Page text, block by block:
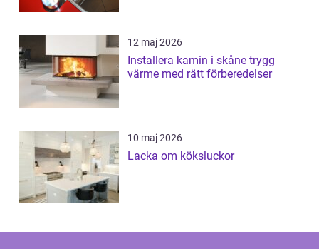
12 maj 2026
Installera kamin i skåne trygg
värme med rätt förberedelser
10 maj 2026
Lacka om köksluckor